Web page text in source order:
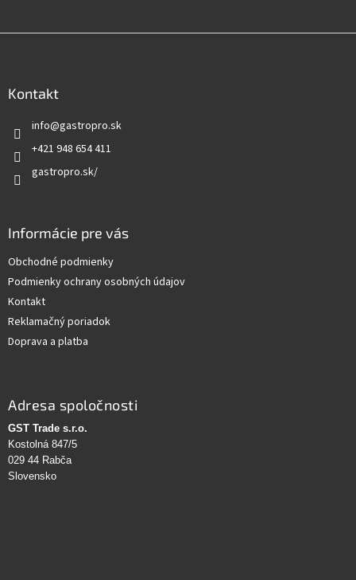
Kontakt
info@gastropro.sk
+421 948 654 411
gastropro.sk/
Informácie pre vás
Obchodné podmienky
Podmienky ochrany osobných údajov
Kontakt
Reklamačný poriadok
Doprava a platba
Adresa spoločnosti
GST Trade s.r.o.
Kostolná 847/5
029 44 Rabča
Slovensko